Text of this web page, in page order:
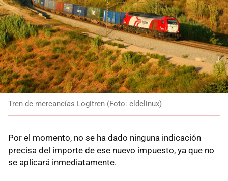
Tren de mercancías Logitren (Foto: eldelinux)
Por el momento, no se ha dado ninguna indicación
precisa del importe de ese nuevo impuesto, ya que no
se aplicará inmediatamente.